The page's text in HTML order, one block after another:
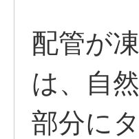
配管が
は、自
部分に